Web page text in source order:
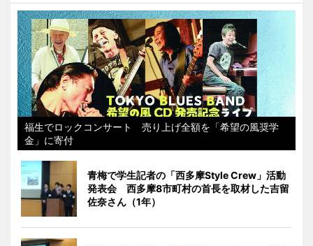
福生でロックコンサート 売り上げ全額を「希望の風奨学
金」に寄付
青梅で学生記者の「西多摩Style Crew」活動
発表会 西多摩8市町村の首長を取材した吉留
佐奈さん（1年）